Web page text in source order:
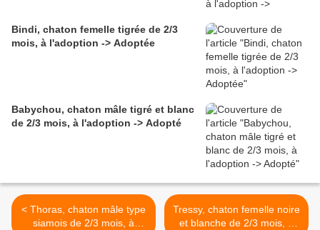
Bindi, chaton femelle tigrée de 2/3
mois, à l'adoption -> Adoptée
Babychou, chaton mâle tigré et blanc
de 2/3 mois, à l'adoption -> Adopté
< Thoras, chaton mâle type
siamois de 2/3 mois, à
Tressy, chaton femelle noire
et blanche de 2/3 mois, à